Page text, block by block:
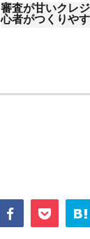
審査が甘いクレ
心者がつくりや